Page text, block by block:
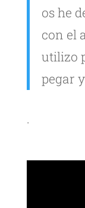
os he
con el
utilizo
pegar
.